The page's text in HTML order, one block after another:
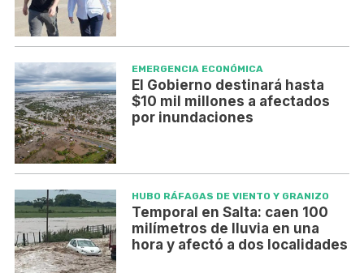
EMERGENCIA ECONÓMICA
El Gobierno destinará hasta
$10 mil millones a afectados
por inundaciones
HUBO RÁFAGAS DE VIENTO Y GRANIZO
Temporal en Salta: caen 100
milímetros de lluvia en una
hora y afectó a dos localidades